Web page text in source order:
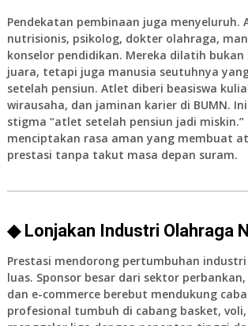
Pendekatan pembinaan juga menyeluruh.
nutrisionis, psikolog, dokter olahraga,
konselor pendidikan. Mereka dilatih
juara, tetapi juga manusia seutuhnya
setelah pensiun. Atlet diberi beasiswa
wirausaha, dan jaminan karier di BUMN.
stigma “atlet setelah pensiun jadi miskin.”
menciptakan rasa aman yang membuat
prestasi tanpa takut masa depan suram.
◆ Lonjakan Industri Olahraga
Prestasi mendorong pertumbuhan
luas. Sponsor besar dari sektor
dan e-commerce berebut mendukung
profesional tumbuh di cabang basket,